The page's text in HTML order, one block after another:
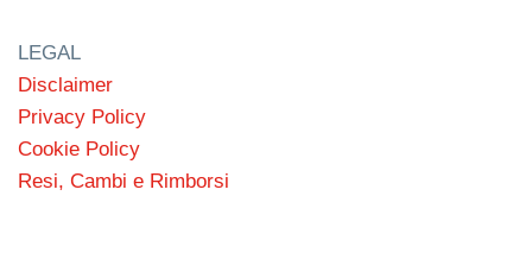
LEGAL
Disclaimer
Privacy Policy
Cookie Policy
Resi, Cambi e Rimborsi